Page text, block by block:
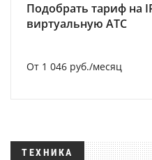
Подобрать тариф на
виртуальную АТС
От 1 046 руб./месяц
ТЕХНИКА